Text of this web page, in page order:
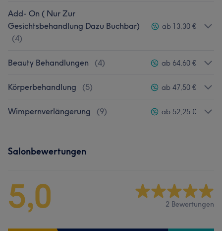
Add- On ( Nur Zur
Gesichtsbehandlung Dazu Buchbar)
(4)
ab 13,30 €
Beauty Behandlungen (4) ab 64,60 €
Körperbehandlung (5) ab 47,50 €
Wimpernverlängerung (9) ab 52,25 €
Salonbewertungen
5,0 2 Bewertungen